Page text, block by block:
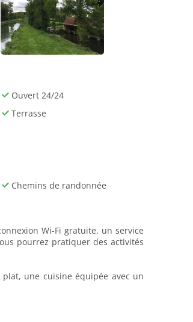
Ouvert 24/24
Terrasse
Chemins de randonnée
Wi-Fi gratuite, un service
pourrez pratiquer des activités
une cuisine équipée avec un